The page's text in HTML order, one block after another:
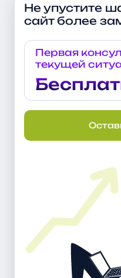
Не упустите
сайт более
Первая
текущей